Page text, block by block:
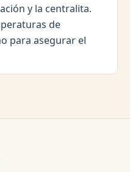
y la centralita.
de
para asegurar el